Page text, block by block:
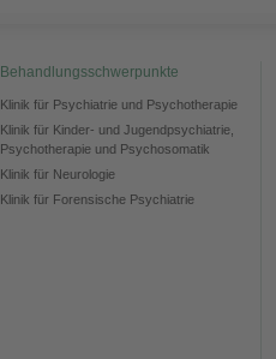
Behandlungsschwerpunkte
Klinik für Psychiatrie und Psychotherapie
Klinik für Kinder- und Jugendpsychiatrie,
Psychotherapie und Psychosomatik
Klinik für Neurologie
Klinik für Forensische Psychiatrie